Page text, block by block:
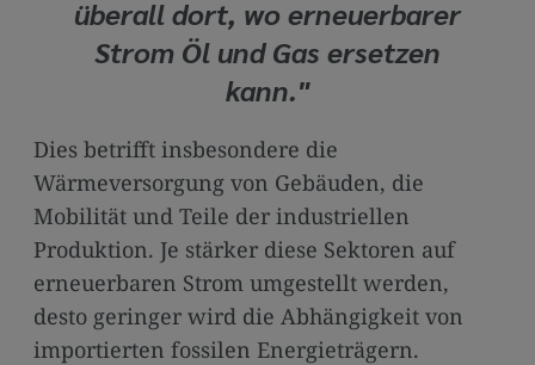
überall dort, wo erneuerbarer
Strom Öl und Gas ersetzen
kann."
Dies betrifft insbesondere die
Wärmeversorgung von Gebäuden, die
Mobilität und Teile der industriellen
Produktion. Je stärker diese Sektoren auf
erneuerbaren Strom umgestellt werden,
desto geringer wird die Abhängigkeit von
importierten fossilen Energieträgern.